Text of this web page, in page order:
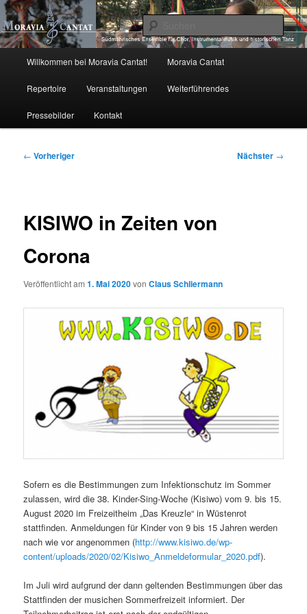
Zum
primären
Inhalt
springenMoravia Cantat
Willkommen bei Moravia Cantat! Moravia Cantat
Repertoire Veranstaltungen Weiterführendes
Pressebilder Kontakt
Beitragsnavigation
← Vorheriger Nächster →
KISIWO in Zeiten von
Corona
Veröffentlicht am1. Mai 2020vonClaus Schliermann
Sofern es die Bestimmungen zum Infektionschutz im Sommer
zulassen, wird die 38. Kinder-Sing-Woche (Kisiwo) vom 9. bis 15.
August 2020 im Freizeitheim „Das Kreuzle“ in Wüstenrot
stattfinden. Anmeldungen für Kinder von 9 bis 15 Jahren werden
nach wie vor angenommen (http://www.kisiwo.de/wp-
content/uploads/2020/02/Kisiwo_Anmeldeformular_2020.pdf).
Im Juli wird aufgrund der dann geltenden Bestimmungen über das
Stattfinden der musichen Sommerfreizeit informiert. Der